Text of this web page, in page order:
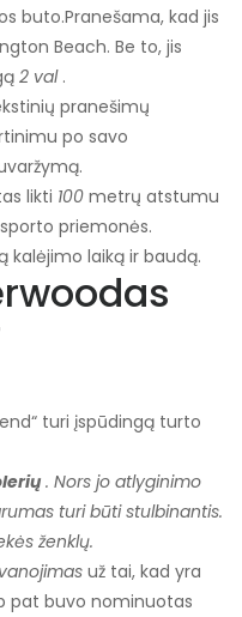
buto.Pranešama, kad jis
Beach. Be to, jis
2 val .
pranešimų
po savo
likti 100 metrų atstumu
priemonės.
kalėjimo laiką ir baudą.
turi įspūdingą turto
. Nors jo atlyginimo
turi būti stulbinantis.
ženklų.
už tai, kad yra
pat buvo nominuotas